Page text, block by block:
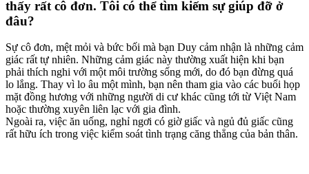
thấy rất cô đơn. Tôi có thể tìm kiếm sự giúp đỡ ở
đâu?
Sự cô đơn, mệt mỏi và bức bối mà bạn Duy cảm nhận là những cảm
giác rất tự nhiên. Những cảm giác này thường xuất hiện khi bạn
phải thích nghi với một môi trường sống mới, do đó bạn đừng quá
lo lắng. Thay vì lo âu một mình, bạn nên tham gia vào các buổi họp
mặt đồng hương với những người di cư khác cũng tới từ Việt Nam
hoặc thường xuyên liên lạc với gia đình.
Ngoài ra, việc ăn uống, nghỉ ngơi có giờ giấc và ngủ đủ giấc cũng
rất hữu ích trong việc kiểm soát tình trạng căng thẳng của bản thân.